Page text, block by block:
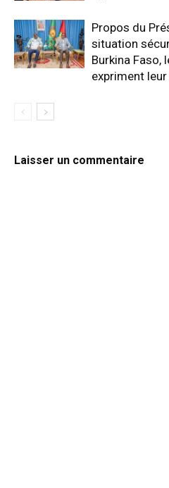
Propos du
situation
Burkina Faso,
expriment
Laisser un commentaire